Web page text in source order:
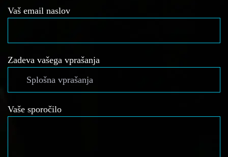
Vaš email naslov
Zadeva vašega vprašanja
Vaše sporočilo